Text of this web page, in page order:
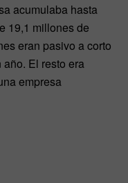
acumulaba hasta
19,1 millones de
eran pasivo a corto
El resto era
empresa